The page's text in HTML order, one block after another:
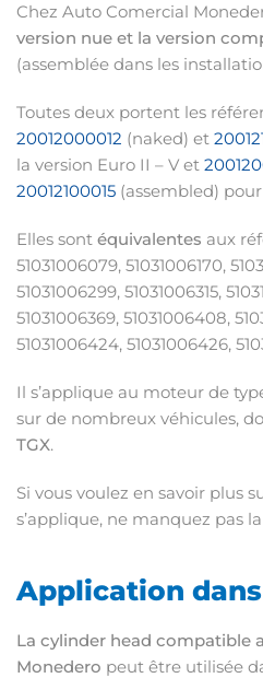
Chez Auto Comercial
version nue et la version
(assemblée dans les
Toutes deux portent les
20012000012 (naked) et
la version Euro II – V et
20012100015 (assembled)
Elles sont équivalentes aux
51031006079, 51031006170,
51031006299, 51031006315,
51031006369, 51031006408,
51031006424, 51031006426,
Il s’applique au moteur de
sur de nombreux véhicules,
TGX.
Si vous voulez en savoir plus
s’applique, ne manquez pas
Application
La cylinder head compatible
Monedero peut être utilisée